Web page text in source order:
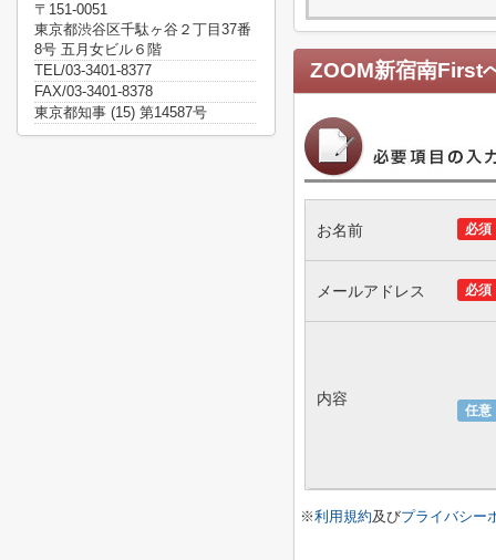
ZOOM新宿南First
必須
お名前
必須
メールアドレス
任意
内容
※利用規約及びプライバシー
〒151-0051
東京都渋谷区千駄ヶ谷２丁目37番
8号 五月女ビル６階
TEL/03-3401-8377
FAX/03-3401-8378
東京都知事 (15) 第14587号